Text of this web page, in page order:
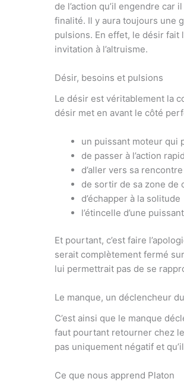
de l’action qu’il engendre
finalité. Il y aura toujours une
pulsions. En effet, le désir fait
invitation à l’altruisme.
Désir, besoins et pulsions
Le désir est véritablement la
désir met en avant le côté
un puissant moteur qui
de passer à l’action
d’aller vers sa
de sortir de sa zone de
d’échapper à la solitude
l’étincelle d’une
Et pourtant, c’est faire
serait complètement fermé
lui permettrait pas de se
Le manque, un déclencheur
C’est ainsi que le manque
faut pourtant retourner chez
pas uniquement négatif et
Ce que nous apprend Platon